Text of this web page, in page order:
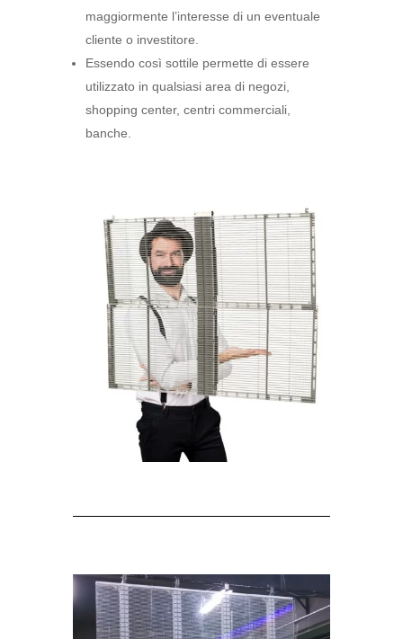
maggiormente l’interesse di un eventuale
cliente o investitore.
Essendo così sottile permette di essere
utilizzato in qualsiasi area di negozi,
shopping center, centri commerciali,
banche.